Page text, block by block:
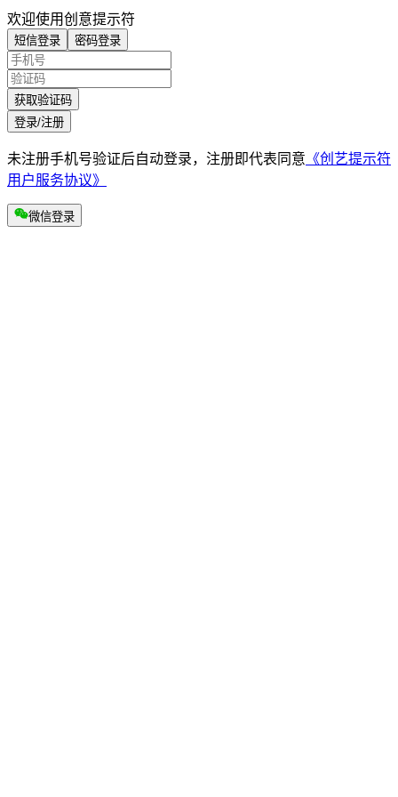
欢迎使用创意提示符
短信登录 密码登录
获取验证码
登录/注册
未注册手机号验证后自动登录，注册即代表同意 《创艺提示符
用户服务协议》
微信登录